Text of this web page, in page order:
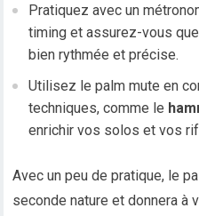
Pratiquez avec un
timing et assurez-vous
bien rythmée et précise.
Utilisez le palm mute en
techniques, comme le
enrichir vos solos et vos
Avec un peu de pratique, le
seconde nature et donnera à